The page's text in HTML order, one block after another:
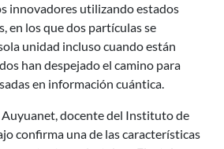
innovadores utilizando estados
en los que dos partículas se
unidad incluso cuando están
han despejado el camino para
en información cuántica.
docente del Instituto de
confirma una de las características